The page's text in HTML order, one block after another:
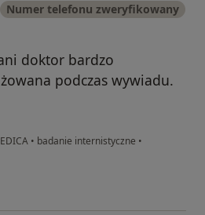
Numer telefonu zweryfikowany
doktor bardzo
podczas wywiadu.
• badanie internistyczne •